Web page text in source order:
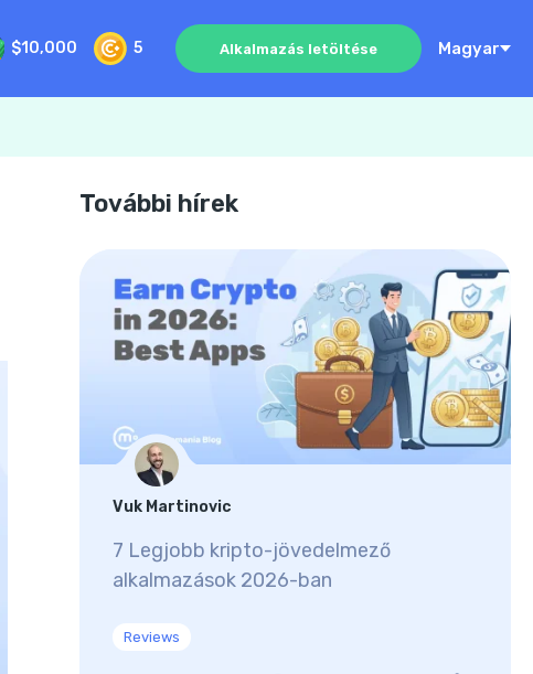
$10,000 5 Alkalmazás letöltése Magyar
További hírek
Vuk Martinovic
7 Legjobb kripto-jövedelmező
alkalmazások 2026-ban
Reviews